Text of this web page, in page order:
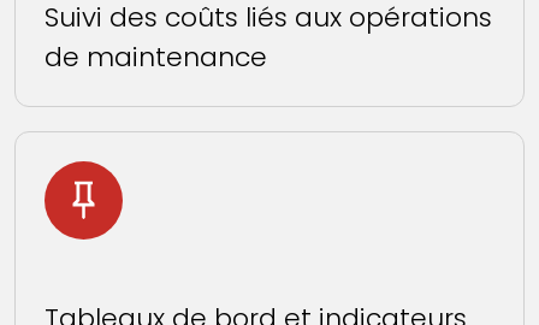
Suivi des coûts liés aux opérations
de maintenance